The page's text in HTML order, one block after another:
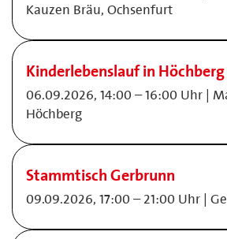
Kauzen Bräu, Ochsenfurt
Kinderlebenslauf in Höchberg
06.09.2026, 14:00 – 16:00 Uhr |
Höchberg
Stammtisch Gerbrunn
09.09.2026, 17:00 – 21:00 Uhr |